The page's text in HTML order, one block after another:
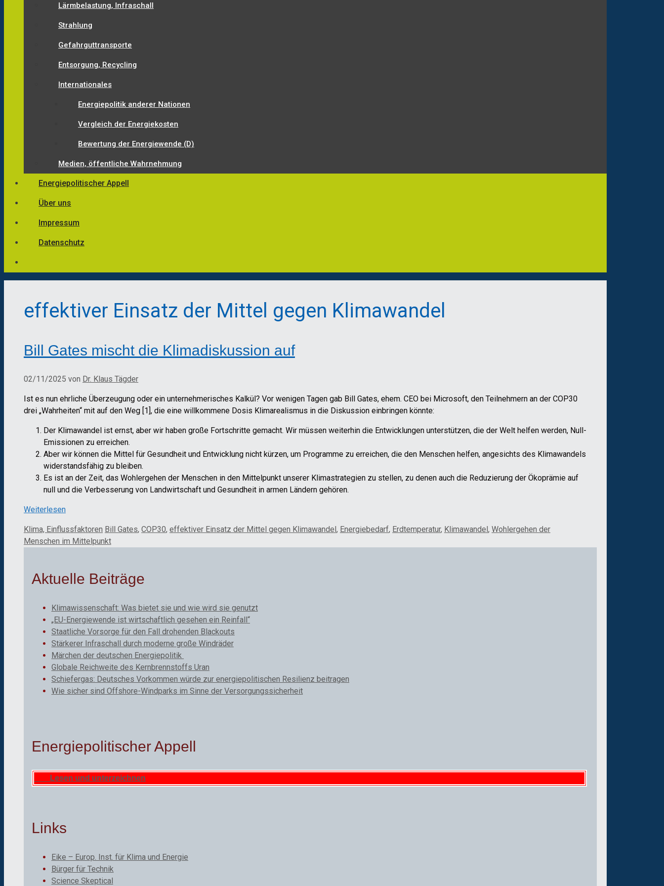
Lärmbelastung, Infraschall
Strahlung
Gefahrguttransporte
Entsorgung, Recycling
Internationales
Energiepolitik anderer Nationen
Vergleich der Energiekosten
Bewertung der Energiewende (D)
Medien, öffentliche Wahrnehmung
Energiepolitischer Appell
Über uns
Impressum
Datenschutz
effektiver Einsatz der Mittel gegen Klimawandel
Bill Gates mischt die Klimadiskussion auf
02/11/2025 von Dr. Klaus Tägder
Ist es nun ehrliche Überzeugung oder ein unternehmerisches Kalkül? Vor wenigen Tagen gab Bill Gates, ehem. CEO bei Microsoft, den Teilnehmern an der COP30
drei „Wahrheiten“ mit auf den Weg [1], die eine willkommene Dosis Klimarealismus in die Diskussion einbringen könnte:
Der Klimawandel ist ernst, aber wir haben große Fortschritte gemacht. Wir müssen weiterhin die Entwicklungen unterstützen, die der Welt helfen werden, Null-
Emissionen zu erreichen.
Aber wir können die Mittel für Gesundheit und Entwicklung nicht kürzen, um Programme zu erreichen, die den Menschen helfen, angesichts des Klimawandels
widerstandsfähig zu bleiben.
Es ist an der Zeit, das Wohlergehen der Menschen in den Mittelpunkt unserer Klimastrategien zu stellen, zu denen auch die Reduzierung der Ökoprämie auf
null und die Verbesserung von Landwirtschaft und Gesundheit in armen Ländern gehören.
Weiterlesen
Kategorien
Klima, Einflussfaktoren Schlagwörter
Bill Gates, COP30, effektiver Einsatz der Mittel gegen Klimawandel , Energiebedarf, Erdtemperatur, Klimawandel , Wohlergehen der
Menschen im Mittelpunkt
Aktuelle Beiträge
Klimawissenschaft: Was bietet sie und wie wird sie genutzt
„EU-Energiewende ist wirtschaftlich gesehen ein Reinfall“
Staatliche Vorsorge für den Fall drohenden Blackouts
Stärkerer Infraschall durch moderne große Windräder
Märchen der deutschen Energiepolitik
Globale Reichweite des Kernbrennstoffs Uran
Schiefergas: Deutsches Vorkommen würde zur energiepolitischen Resilienz beitragen
Wie sicher sind Offshore-Windparks im Sinne der Versorgungssicherheit
Energiepolitischer Appell
Lesen und unterzeichnen
Links
Eike – Europ. Inst. für Klima und Energie
Bürger für Technik
Science Skeptical